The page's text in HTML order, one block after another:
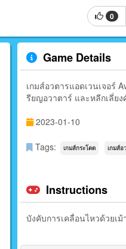
0
Game Details
เกมส์อวตารแอดเวนเจอร์
รียญอวาตาร์ และหลีกเลี่ย
2023-01-10
Tags: เกมส์กระโดด เกมส์อ
Instructions
บังคับการเคลื่อนไหวด้วยเม้